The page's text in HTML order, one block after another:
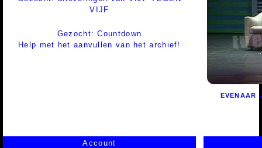
VIJF
Gezocht: Countdown
Help met het aanvullen van het archief!
EVENAAR
Account